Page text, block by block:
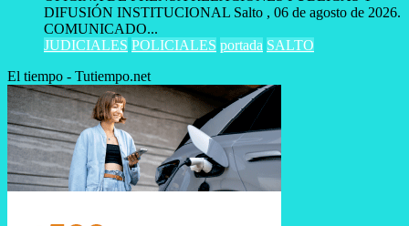
DIFUSIÓN INSTITUCIONAL Salto , 06 de agosto de 2026.
COMUNICADO...
JUDICIALES POLICIALES portada SALTO
El tiempo - Tutiempo.net